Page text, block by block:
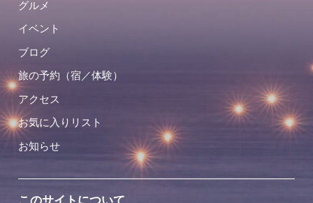
グルメ
イベント
ブログ
旅の予約（宿／体験）
アクセス
お気に入りリスト
お知らせ